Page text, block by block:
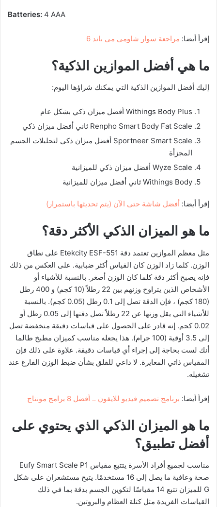
Batteries: 4 AAA
إقرأ أيضا: مراجعة سوار شاومي مي باند 6
ما هي أفضل الموازين الذكية؟
إليك أفضل الموازين الذكية التي يمكنك شراؤها اليوم:
Withings Body Plus أفضل ميزان ذكي بشكل عام
Renpho Smart Body Fat Scale ثاني أفضل ميزان ذكي
Sportneer Smart Scale أفضل ميزان ذكي لتحليلات الجسم
المجزأة
Wyze Scale أفضل ميزان ذكي للميزانية
Withings Body ثاني أفضل ميزان للميزانية
إقرأ أيضا: أفضل شاشة حتى الآن (يتم تحديثها باستمرار)
ما هو الميزان الذكي الأكثر دقة؟
مثل معظم الموازين تعتمد دقة Etekcity ESF-551 على نطاق
الوزن. كلما زاد الوزن كان القياس أكثر ضبابية. على العكس من ذلك
فإنه يصبح أكثر دقة كلما كان الوزن أصغر. بالنسبة للأشياء أو
الأشخاص الذين يتراوح وزنهم بين 22 رطلاً (10 كجم) و 400 رطل
(180 كجم) ، فإن الدقة تصل إلى 0.1 رطل (0.05 كجم). بالنسبة
للأشياء التي يقل وزنها عن 22 رطلاً تصل دقتها إلى 0.05 رطل أو
0.02 كجم. إنه قادر على الحصول على قياسات دقيقة منخفضة تصل
إلى 3.5 أوقية (100 جرام). هذا يجعله مناسب كميزان مطبخ طالما
أنك لست بحاجة إلى إجراء أي قياسات دقيقة. علاوة على ذلك فإن
المقياس ذاتي المعايرة. لا داعي للقلق بشأن ضبط الوزن الفارغ عند
تشغيله.
إقرأ أيضا: برنامج تصميم فيديو للايفون .. أفضل 8 برامج مونتاج
ما هو الميزان الذكي الذي يحتوي على
أفضل تطبيق؟
مناسب لجميع أفراد الأسرة يتتبع مقياس Eufy Smart Scale P1
صحة وعافية ما يصل إلى 16 مستخدمًا. يتيح مستشعران على شكل
G للميزان تتبع 14 مقياسًا لتكوين الجسم بدقة بما في ذلك
القياسات الفريدة مثل كتلة العظام والبروتين.